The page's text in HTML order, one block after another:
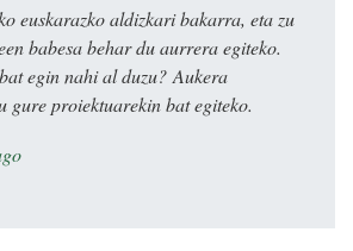
euskarazko aldizkari bakarra, eta zu
babesa behar du aurrera egiteko.
egin nahi al duzu? Aukera
gure proiektuarekin bat egiteko.